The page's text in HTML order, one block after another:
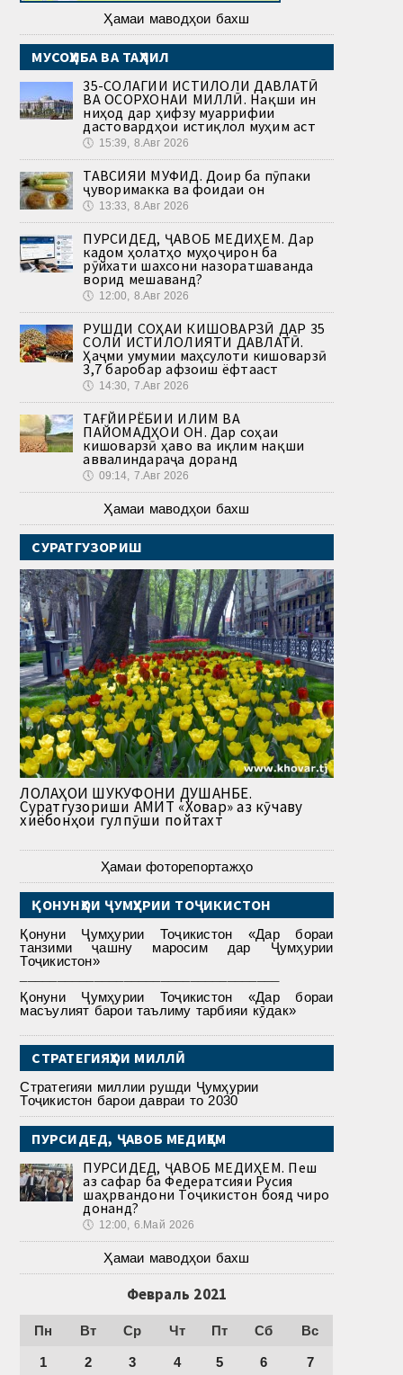
Ҳамаи маводҳои бахш
МУСОҲИБА ВА ТАҲЛИЛ
35-СОЛАГИИ ИСТИҚЛОЛИ ДАВЛАТӢ
ВА ОСОРХОНАИ МИЛЛӢ. Нақши ин
ниҳод дар ҳифзу муаррифии
дастовардҳои истиқлол муҳим аст
🕔 15:39, 8.Авг 2026
ТАВСИЯИ МУФИД. Доир ба пӯпаки
ҷуворимакка ва фоидаи он
🕔 13:33, 8.Авг 2026
ПУРСИДЕД, ҶАВОБ МЕДИҲЕМ. Дар
кадом ҳолатҳо муҳоҷирон ба
рӯйхати шахсони назоратшаванда
ворид мешаванд?
🕔 12:00, 8.Авг 2026
РУШДИ СОҲАИ КИШОВАРЗӢ ДАР 35
СОЛИ ИСТИҚЛОЛИЯТИ ДАВЛАТӢ.
Ҳаҷми умумии маҳсулоти кишоварзӣ
3,7 баробар афзоиш ёфтааст
🕔 14:30, 7.Авг 2026
ТАҒЙИРЁБИИ ИҚЛИМ ВА
ПАЙОМАДҲОИ ОН. Дар соҳаи
кишоварзӣ ҳаво ва иқлим нақши
аввалиндараҷа доранд
🕔 09:14, 7.Авг 2026
Ҳамаи маводҳои бахш
СУРАТГУЗОРИШ
ЛОЛАҲОИ ШУКУФОНИ ДУШАНБЕ.
Суратгузориши АМИТ «Ховар» аз кӯчаву
хиёбонҳои гулпӯши пойтахт
Ҳамаи фоторепортажҳо
ҚОНУНҲОИ ҶУМҲУРИИ ТОҶИКИСТОН
Қонуни Ҷумҳурии Тоҷикистон «Дар бораи
танзими ҷашну маросим дар Ҷумҳурии
Тоҷикистон»
Қонуни Ҷумҳурии Тоҷикистон «Дар бораи
масъулият барои таълиму тарбияи кӯдак»
СТРАТЕГИЯҲОИ МИЛЛӢ
Стратегияи миллии рушди Ҷумҳурии
Тоҷикистон барои давраи то 2030
ПУРСИДЕД, ҶАВОБ МЕДИҲЕМ
ПУРСИДЕД, ҶАВОБ МЕДИҲЕМ. Пеш
аз сафар ба Федератсияи Русия
шаҳрвандони Тоҷикистон бояд чиро
донанд?
🕔 12:00, 6.Май 2026
Ҳамаи маводҳои бахш
Февраль 2021
Пн Вт Ср Чт Пт Сб Вс
1 2 3 4 5 6 7